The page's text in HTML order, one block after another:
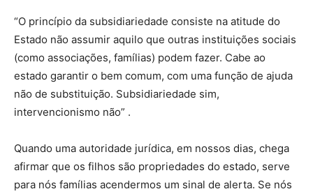
“O princípio da subsidiariedade consiste na atitude do
Estado não assumir aquilo que outras instituições sociais
(como associações, famílias) podem fazer. Cabe ao
estado garantir o bem comum, com uma função de ajuda
não de substituição. Subsidiariedade sim,
intervencionismo não” .
Quando uma autoridade jurídica, em nossos dias, chega
afirmar que os filhos são propriedades do estado, serve
para nós famílias acendermos um sinal de alerta. Se nós